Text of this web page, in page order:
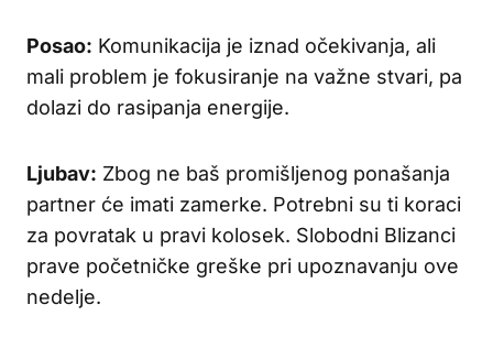
Posao: Komunikacija je iznad očekivanja, ali
mali problem je fokusiranje na važne stvari, pa
dolazi do rasipanja energije.
Ljubav: Zbog ne baš promišljenog ponašanja
partner će imati zamerke. Potrebni su ti koraci
za povratak u pravi kolosek. Slobodni Blizanci
prave početničke greške pri upoznavanju ove
nedelje.